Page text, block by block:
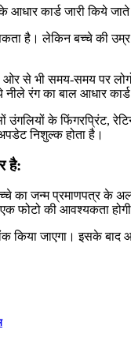
कार्ड जारी किये
है। लेकिन बच्चे की
से भी समय-समय पर
रंग का बाल आधार कार्ड
उंगलियों के फिंगरप्रिंट,
निशुल्क होता है।
है:
का जन्म प्रमाणपत्र के
फोटो की आवश्यकता
किया जाएगा। इसके बाद